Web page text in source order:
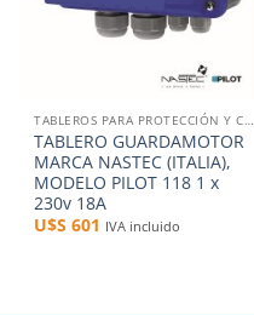
TABLEROS PARA PROTECCIÓN Y CONTROL
TABLERO GUARDAMOTOR
MARCA NASTEC (ITALIA),
MODELO PILOT 118 1 x
230v 18A
U$S601 IVA incluido